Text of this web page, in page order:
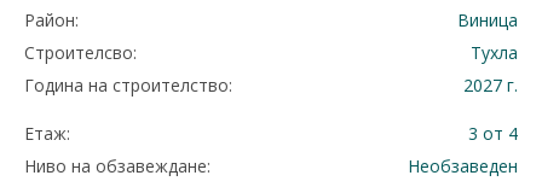
Район:
Виница
Строителсво:
Тухла
Година на строителство:
2027 г.
Етаж:
3 от 4
Ниво на обзавеждане:
Необзаведен